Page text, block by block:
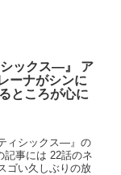
ックス―』 ア
ーナがシンに
ところが心に
ィシックス―』の
記事には 22話のネ
ゴい久しぶりの放